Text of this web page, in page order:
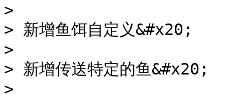
>
> 新增鱼饵自定义&#x20;
>
> 新增传送特定的鱼&#x20;
>